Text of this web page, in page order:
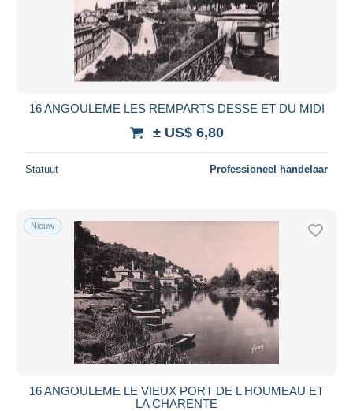
16 ANGOULEME LES REMPARTS DESSE ET DU MIDI
± US$ 6,80
Statuut Professioneel handelaar
Nieuw
16 ANGOULEME LE VIEUX PORT DE L HOUMEAU ET
LA CHARENTE